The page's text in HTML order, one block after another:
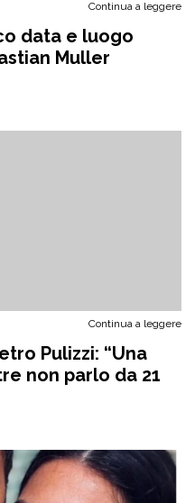
Continua a leggere
data e luogo
Muller
Continua a leggere
Pulizzi: “Una
non parlo da 21